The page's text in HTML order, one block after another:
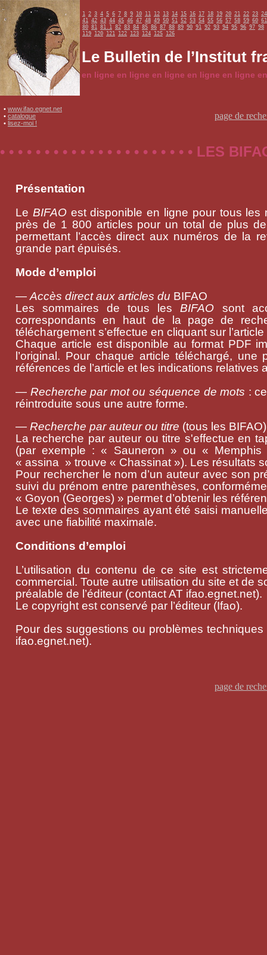
1 2 3 4 5 6 7 8 9 10 11 12 13 14 15 16 17 18 19 20 21 22 23 24
41 42 43 44 45 46 47 48 49 50 51 52 53 54 55 56 57 58 59 60 61
80 81 81.1 82 83 84 85 86 87 88 89 90 91 92 93 94 95 96 97 98
119 120 121 122 123 124 125 126
Le Bulletin de l’Institut
en ligne en ligne en ligne en ligne en ligne
page de
• www.ifao.egnet.net
• catalogue
• lisez-moi !
• • • • • • • • • • • • • • • • • • • • • • LES
Présentation
Le BIFAOest disponible en ligne pour tous les
près de 1 800 articles pour un total de plus
permettant l’accès direct aux numéros de la
grande part épuisés.
Mode d’emploi
— Accès direct aux articles du BIFAO
Les sommaires de tous lesBIFAO sont
correspondants en haut de la page de
téléchargement s’effectue en cliquant sur
Chaque article est disponible au format PDF
l’original. Pour chaque article téléchargé,
références de l’article et les indications relatives
— Recherche par mot ou séquence de mots :
réintroduite sous une autre forme.
— Recherche par auteur ou titre (tous les BIFAO)
La recherche par auteur ou titre s'effectue en
(par exemple : « Sauneron » ou «
« assina » trouve « Chassinat »). Les résultats
Pour rechercher le nom d’un auteur avec son
suivi du prénom entre parenthèses,
« Goyon (Georges) » permet d’obtenir les
Le texte des sommaires ayant été saisi
avec une fiabilité maximale.
Conditions d’emploi
L’utilisation du contenu de ce site est
commercial. Toute autre utilisation du site et de
préalable de l’éditeur (contact AT ifao.egnet.net).
Le copyright est conservé par l’éditeur (Ifao).
Pour des suggestions ou problèmes
ifao.egnet.net).
page de